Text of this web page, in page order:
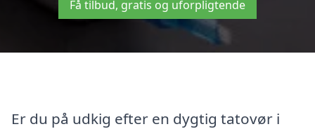
Få tilbud, gratis og uforpligtende
Er du på udkig efter en dygtig tatovør i